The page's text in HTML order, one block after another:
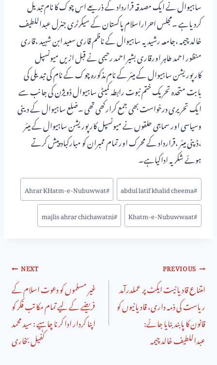
ساہیوال نے ایک مصدقہ قرارداد کے ذریعے اس چوک کا نام تبدیل
کردیاہے ۔مجلس احراراسلام پاکستان کے سیکرٹری جنرل عبداللطیف
خالد چیمہ ،جامعہ رشیدیہ ساہیوال کے ناظم قاری سعید ابن شہید ،قاری
منظور احمد طاہر اورقاری بشیر احمد رحیمی نے قبل ازیں میونسپل
کارپوریشن ساہیوال کے میئر کے نام مذکورہ چوک کے نام کی تبدیلی کی
بابت متحدہ تحریک ختم نبوت رابطہ کمیٹی ساہیوال ڈویژن کی جانب سے
ایک تحریری درخواست بھی جمع کرارکھی تھی ۔ضلع ساہیوال کے دینی
وسیاسی اور سماجی حلقوں نے میونسپل کارپوریشن ساہیوال کے میئر
،ڈپٹی میئر ،قرارداد کے محرک اور تمام ممبران کو مبارکباد پیش کرتے
ہوئے شکریہ اداکیاہے۔
#
abdul latif khalid cheema
#
Ahrar KHatm-e-Nubuwwat
#
Khatm-e-Nubuwwaat
#
majlis ahrar chichawatni
PREVIOUS
امتناع قادیانیت ایکٹ پر عملدرآمد
ریاست کی ذمہ داری، قادیانیوں کو
قانون کا پابند بنایا جائے:
عبداللطیف خالد چیمہ
NEXT
غیر مسلموں کو دعوت اسلام کے
فریضے کے لیے تمام مکاتب فکر کو
اپنا کردار ادا کرنا چاہیے : سید محمد
کفیل بخاری